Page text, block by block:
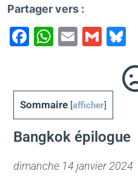
Partager vers :
F
e
b
o
o
k
W
s
A
p
E
l
G
l
e
s
y
Sommaire [afficher]
Bangkok épilogue
dimanche 14 janvier 2024